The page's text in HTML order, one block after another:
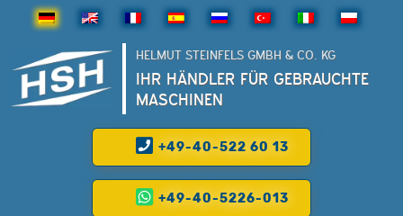
HELMUT STEINFELS GMBH & CO. KG
IHR HÄNDLER FÜR GEBRAUCHTE
MASCHINEN
+49-40-522 60 13
+49-40-5226-013